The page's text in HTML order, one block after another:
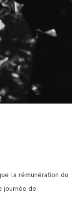
la rémunération du
journée de